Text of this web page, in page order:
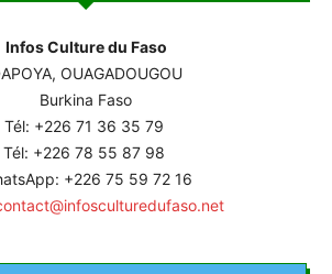
Infos Culture du Faso
OUAGADOUGOU
Burkina Faso
Tél: +226 71 36 35 79
Tél: +226 78 55 87 98
+226 75 59 72 16